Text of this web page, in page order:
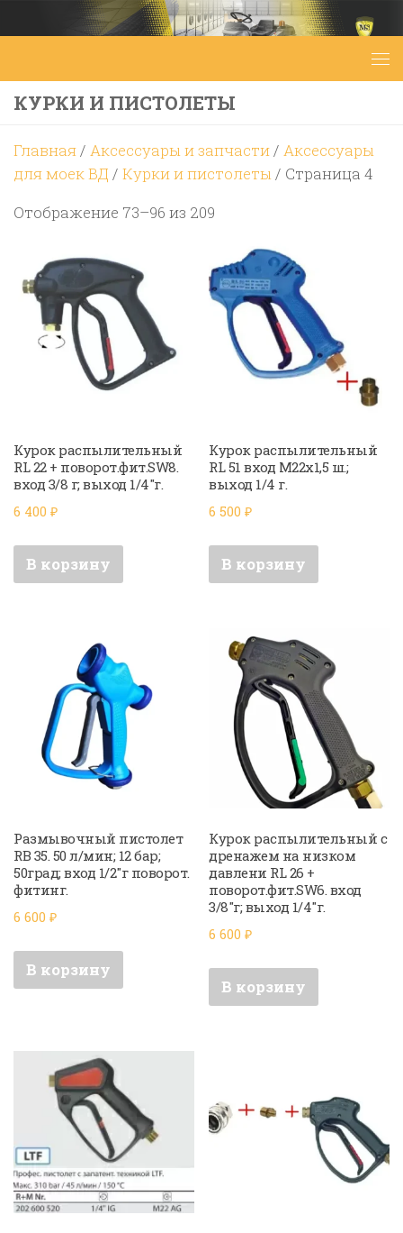
Перейти к содержимому
КУРКИ И ПИСТОЛЕТЫ
Главная/ Аксессуары и запчасти/ Аксессуары
для моек ВД / Курки и пистолеты/ Страница 4
Отображение 73–96 из 209
возрастанию
Курок распылительный
RL 22 + поворот.фит.SW8.
вход 3/8 г; выход 1/4″г.
6 400 ₽
В корзину
Курок распылительный
RL 51 вход M22x1,5 ш.;
выход 1/4 г.
6 500₽
В корзину
Размывочный пистолет
RB 35. 50 л/мин; 12 бар;
50град; вход 1/2″г поворот.
фитинг.
6 600 ₽
В корзину
Курок распылительный с
дренажем на низком
давлени RL 26 +
поворот.фит.SW6. вход
3/8″г; выход 1/4″г.
6 600₽
В корзину